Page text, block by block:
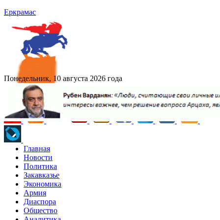
Еркрамас
Понедельник, 10 августа 2026 года
Главная
Новости
Политика
Закавказье
Экономика
Армия
Диаспора
Общество